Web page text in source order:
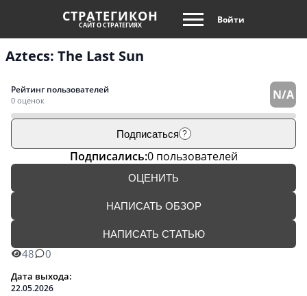
СТРАТЕГИКОН
САЙТ О СТРАТЕГИЯХ Войти
Aztecs: The Last Sun
Рейтинг пользователей
0 оценок N/A
Подписаться ?
Подписались:0 пользователей
ОЦЕНИТЬ
НАПИСАТЬ ОБЗОР
НАПИСАТЬ СТАТЬЮ
48 0
Дата выхода:
22.05.2026